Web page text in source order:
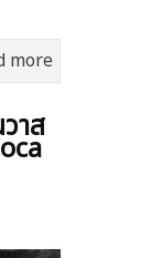
more
าส